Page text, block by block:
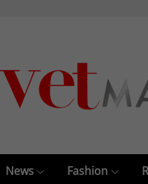
News Fashion